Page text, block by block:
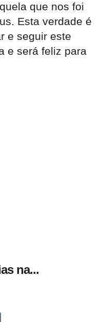
que nos foi
Esta verdade é
e seguir este
e será feliz para
na...